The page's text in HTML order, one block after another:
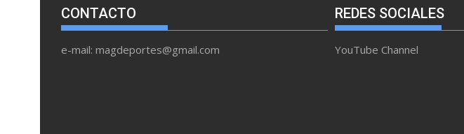
CONTACTO
e-mail: magdeportes@gmail.com
REDES SOCIALES
YouTube Channel